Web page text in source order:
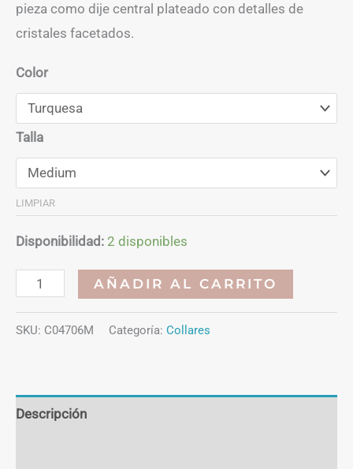
pieza como dije central plateado con detalles de
cristales facetados.
Color
Talla
LIMPIAR
Disponibilidad: 2 disponibles
Collar
2
AÑADIR AL CARRITO
SKU: C04706M Categoría: Collares
Descripción